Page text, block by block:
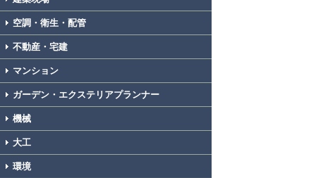
空調・衛生・配管
不動産・宅建
マンション
ガーデン・エクステリアプランナー
機械
大工
環境